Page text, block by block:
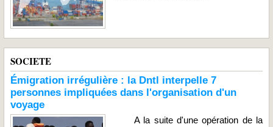
SOCIETE
Émigration irrégulière : la Dntl interpelle 7
personnes impliquées dans l'organisation d'un
voyage
A la suite d'une opération de la